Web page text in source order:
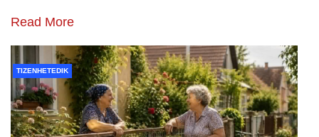
Read More
TIZENHETEDIK